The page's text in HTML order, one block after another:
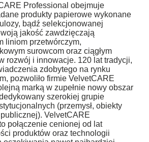
Professional obejmuje
produkty papierowe wykonane
bądź selekcjonowanej
jakość zawdzięczają
liniom przetwórczym,
surowcom oraz ciągłym
rozwój i innowacje. 120 lat tradycji,
zdobytego na rynku
pozwoliło firmie VelvetCARE
marką w zupełnie nowy obszar
szerokiej grupie
(przemysł, obiekty
VelvetCARE
połączenie cenionej od lat
produktów oraz technologii